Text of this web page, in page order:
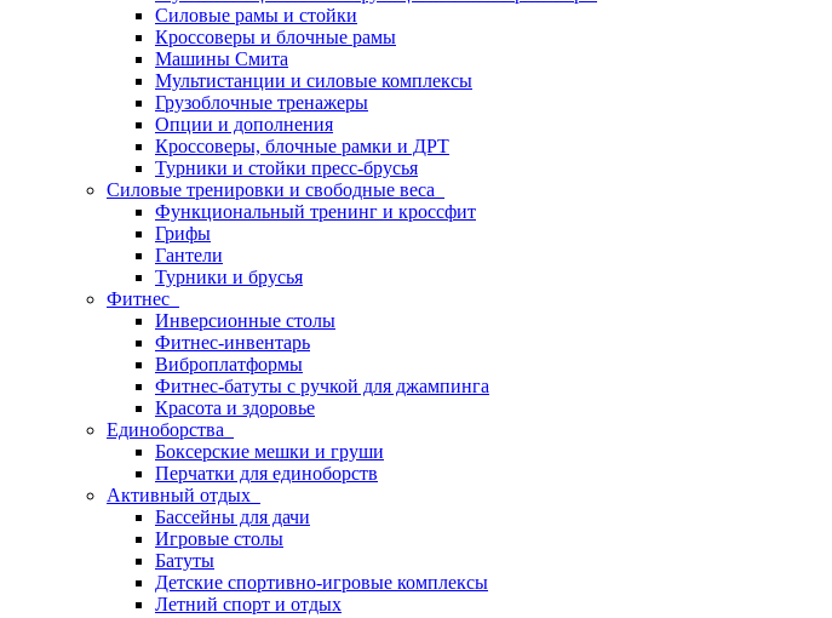
Силовые рамы и стойки
Кроссоверы и блочные рамы
Машины Смита
Мультистанции и силовые комплексы
Грузоблочные тренажеры
Опции и дополнения
Кроссоверы, блочные рамки и ДРТ
Турники и стойки пресс-брусья
Силовые тренировки и свободные веса
Функциональный тренинг и кроссфит
Грифы
Гантели
Турники и брусья
Фитнес
Инверсионные столы
Фитнес-инвентарь
Виброплатформы
Фитнес-батуты с ручкой для джампинга
Красота и здоровье
Единоборства
Боксерские мешки и груши
Перчатки для единоборств
Активный отдых
Бассейны для дачи
Игровые столы
Батуты
Детские спортивно-игровые комплексы
Летний спорт и отдых